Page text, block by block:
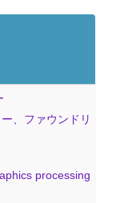
、ファウンドリ
processing